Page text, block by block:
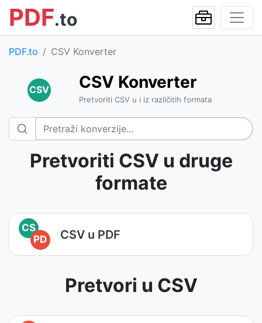
PDF.to
PDF.to CSV Konverter
CSV CSV Konverter
Pretvoriti CSV u i iz različitih formata
Pretvoriti CSV u druge
formate
CS
PD
CSV u PDF
Pretvori u CSV